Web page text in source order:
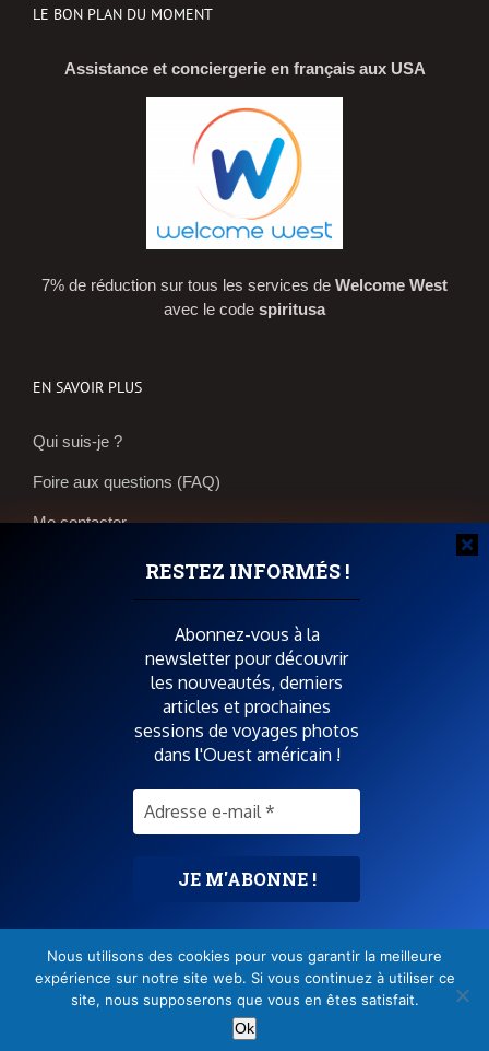
RESTEZ INFORMÉS !
Abonnez-vous à la
newsletter pour découvrir
les nouveautés, derniers
articles et prochaines
sessions de voyages photos
dans l'Ouest américain !
politique de confidentialité
pour plus d’informations.
LE BON PLAN DU MOMENT
Assistance et conciergerie en français aux USA
7% de réduction sur tous les services de Welcome West
avec le code spiritusa
EN SAVOIR PLUS
Qui suis-je ?
Foire aux questions (FAQ)
Me contacter
Réservations et bons plans
Boutique photos
POUR SOUTENIR SPIRIT OF USA
SUIVEZ-MOI AUSSI SUR
Nous utilisons des cookies pour vous garantir la meilleure
expérience sur notre site web. Si vous continuez à utiliser ce
site, nous supposerons que vous en êtes satisfait.
Ok